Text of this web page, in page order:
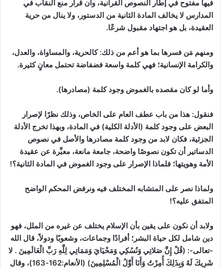
فيها مفتوح في إطار النصوص القرآنية، وأن قرار منع النقاب في
المدارس لا يخالف المادة الثانية من الدستور، ولا ينال من حرية
العقيدة، بل هو اجتهاد مقبول شرعًا.
ومنهم مَن فسرها بما هو أعم من ذلك: كالحرية، والمساواة، والعدل،
والكرامة الإنسانية؛ فهي كلمة واسعة فضفاضة تحتمل معانٍ كثيرة.
وأما لو كان مقصده بالغموض وجود كلمة (مصادرها).
فنقول: هذا من باب عطف العام على الخاص، وذلك نظرًا لإصرار
البعض على وجود كلمة (الأدلة الكلية) في المادة، وبهذا تخرج الأدلة
الجزئية، فكان لابد من وجود كلمة مصادرها والأصل في نصوص
الدساتير أن تكون نصوصًا واضحة، جامعة مانعة، معبِّرة عن عقيدة
الأمة وهويتها؛ فلماذا الإصرار على وجود الغموض في المادة الثانية؟!
ولماذا نصر على المتشابه المختلف فيه ونرفض المحكم الواضح
المتفق عليه؟!
ولابد أن نكون على يقين بأن الإسلام يختلف عن غيره من الملل، فهو
دين شامل لكل حياة البشر؛ أفرادًا وجماعات، وشعوبًا ودولاً، قال الله
-تعالى-: (قُلْ إِنَّ صَلاتِي وَنُسُكِي وَمَحْيَايَ وَمَمَاتِي لِلَّهِ رَبِّ الْعَالَمِينَ . لا
شَرِيكَ لَهُ وَبِذَلِكَ أُمِرْتُ وَأَنَا أَوَّلُ الْمُسْلِمِينَ) (الأنعام:162-163)
، وقال